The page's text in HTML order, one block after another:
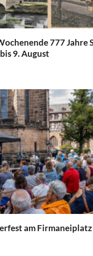
777 Jahre
9. August
am Firmaneiplatz